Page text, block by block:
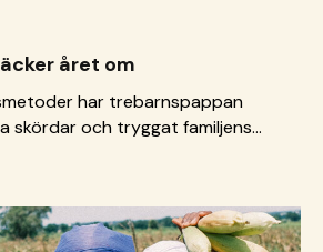
året om
har trebarnspappan
skördar och tryggat familjens